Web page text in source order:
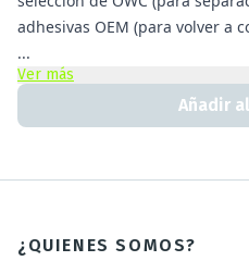
adhesivas OEM (para volver a
...
Ver más
Añadir
¿QUIENES SOMOS?